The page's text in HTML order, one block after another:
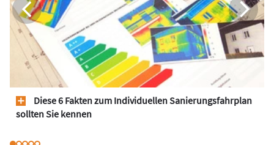
Diese 6 Fakten zum Individuellen Sanierungsfahrplan
sollten Sie kennen